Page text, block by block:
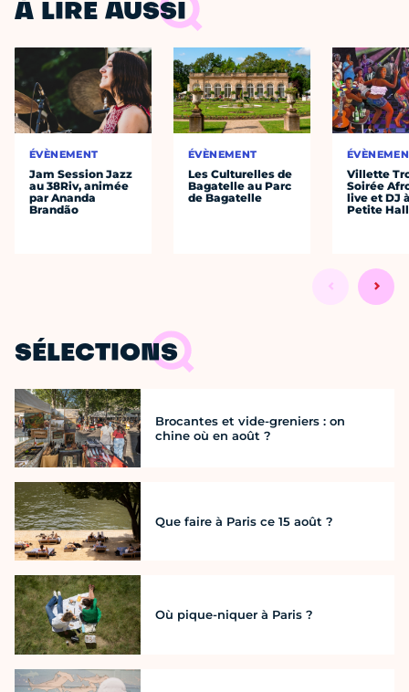
À LIRE AUSSI
ÉVÈNEMENT
Jam Session Jazz
au 38Riv, animée
par Ananda
Brandão
ÉVÈNEMENT
Les Culturelles de
Bagatelle au Parc
de Bagatelle
Villette
Soirée
live et DJ
Petite
SÉLECTIONS
Brocantes et vide-greniers : on
chine où en août ?
Que faire à Paris ce 15 août ?
Où pique-niquer à Paris ?